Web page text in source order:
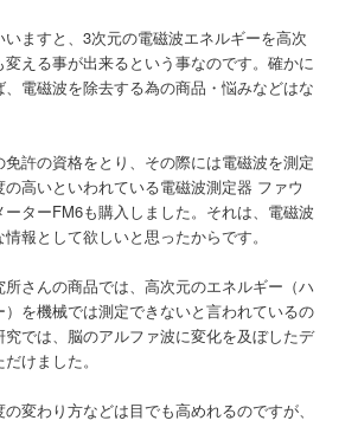
いますと、3次元の電磁波エネルギーを高次
える事が出来るという事なのです。確かに
電磁波を除去する為の商品・悩みなどはな
許の資格をとり、その際には電磁波を測定
高いといわれている電磁波測定器 ファウ
ターFM6も購入しました。それは、電磁波
報として欲しいと思ったからです。
所さんの商品では、高次元のエネルギー（ハ
を機械では測定できないと言われているの
では、脳のアルファ波に変化を及ぼしたデ
けました。
変わり方などは目でも高めれるのですが、